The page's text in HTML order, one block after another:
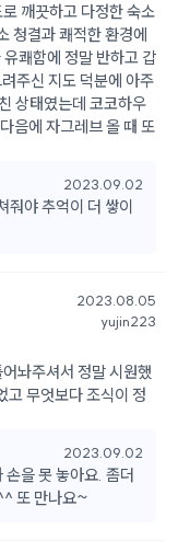
깨끗하고 다정한 숙소
청결과 쾌적한 환경에
쾌함에 정말 반하고 갑
주신 지도 덕분에 아주
상태였는데 코코하우
음에 자그레브 올 때 또
2023.09.02
야 추억이 더 쌓이
2023.08.05
yujin223
놔주셔서 정말 시원했
고 무엇보다 조식이 정
2023.09.02
을 못 놓아요. 좀더
또 만나요~